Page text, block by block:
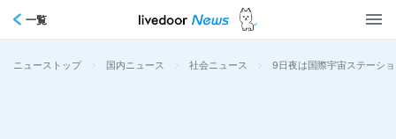
一覧
ニューストップ > 国内ニュース > 社会ニュース > 9日夜は国際宇宙ステーシ